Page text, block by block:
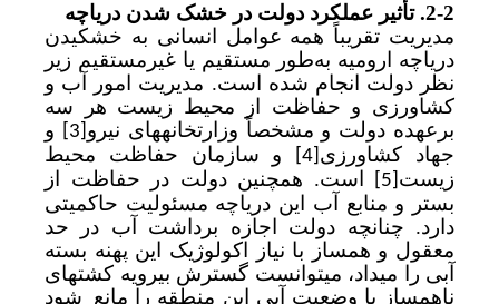
2-2. تأثیر عملکرد دولت در خشک شدن دریاچه
مدیریت تقریباً همه عوامل انسانی به خشکیدن
دریاچه ارومیه به‌طور مستقیم یا غیرمستقیم زیر
نظر دولت انجام شده است. مدیریت امور آب و
کشاورزی و حفاظت از محیط زیست هر سه
برعهده دولت و مشخصاً وزارتخانه­های نیرو [3]
و
جهاد کشاورزی [4]
و سازمان حفاظت محیط
زیست [5]
است. همچنین دولت در حفاظت از
بستر و منابع آب این دریاچه مسئولیت حاکمیتی
دارد. چنانچه دولت اجازه برداشت آب در حد
معقول و همساز با نیاز اکولوژیک این پهنه بسته
آبی را می­داد، می­توانست گسترش بی­رویه کشت­های
ناهمساز با وضعیت آبی این منطقه را مانع ­شود